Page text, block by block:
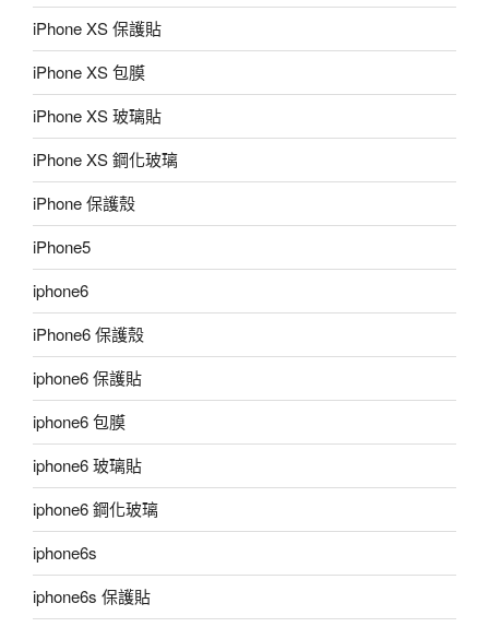
iPhone XS 保護貼
iPhone XS 包膜
iPhone XS 玻璃貼
iPhone XS 鋼化玻璃
iPhone 保護殼
iPhone5
iphone6
iPhone6 保護殼
iphone6 保護貼
iphone6 包膜
iphone6 玻璃貼
iphone6 鋼化玻璃
iphone6s
iphone6s 保護貼